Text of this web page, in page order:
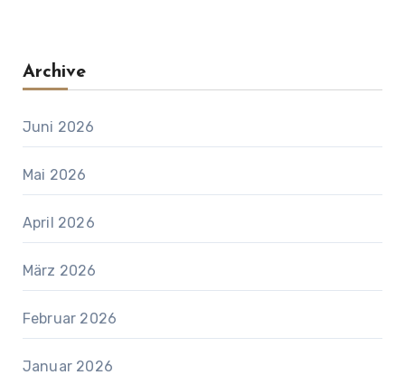
Archive
Juni 2026
Mai 2026
April 2026
März 2026
Februar 2026
Januar 2026